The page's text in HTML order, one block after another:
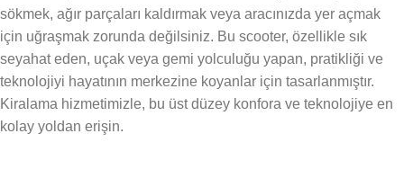
sökmek, ağır parçaları kaldırmak veya aracınızda yer açmak
için uğraşmak zorunda değilsiniz. Bu scooter, özellikle sık
seyahat eden, uçak veya gemi yolculuğu yapan, pratikliği ve
teknolojiyi hayatının merkezine koyanlar için tasarlanmıştır.
Kiralama hizmetimizle, bu üst düzey konfora ve teknolojiye en
kolay yoldan erişin.